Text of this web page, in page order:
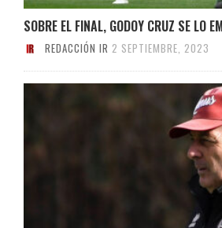
SOBRE EL FINAL, GODOY CRUZ SE LO
REDACCIÓN IR 2 SEPTIEMBRE, 2023